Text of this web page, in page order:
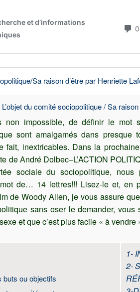
Sa raison d’être par Henriette
L’objet du comité sociopolitique / Sa raison
non impossible, de définir le mot
sont amalgamés dans presque
fait, inextricables. Dans la
de André Dolbec–L’ACTION
sociale du sociopolitique, nous
de… 14 lettres!!! Lisez-le et, en
de Woody Allen, je vous assure
sans oser le demander, vous
et que c’est plus facile « à
buts ou objectifs
1-
2-